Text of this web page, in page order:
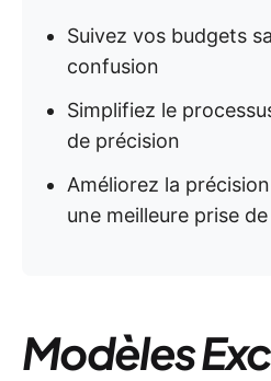
Suivez vos budgets
confusion
Simplifiez le
de précision
Améliorez la
une meilleure prise
Modèles